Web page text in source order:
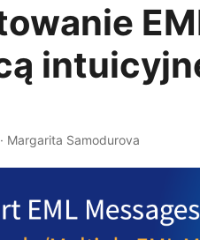
· Margarita Samodurova